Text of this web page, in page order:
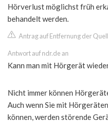
Hörverlust möglichst früh
behandelt werden.
Antrag auf Entfernung der
Antwort auf ndr.de an
Kann man mit Hörgerät
Nicht immer können
Auch wenn Sie mit
können, werden störende